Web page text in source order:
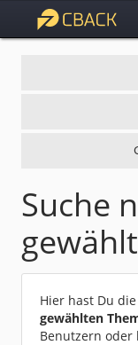
Suche
Hier hast Du
gewählten
Benutzern oder